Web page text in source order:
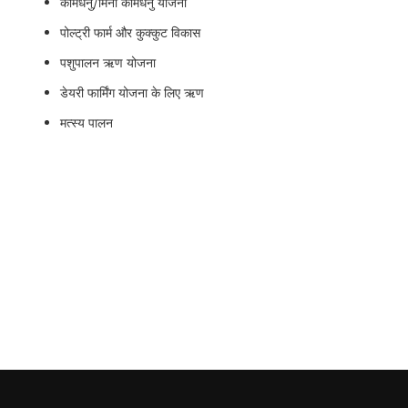
पोल्ट्री फार्म और कुक्कुट विकास
पशुपालन ऋण योजना
डेयरी फार्मिंग योजना के लिए ऋण
मत्स्य पालन